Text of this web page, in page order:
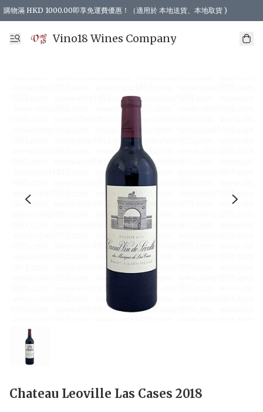
購物滿 HKD 1000.00即享免運費優惠！（適用於 本地送貨、本地取貨 )
Vino18 Wines Company
Chateau Leoville Las Cases 2018